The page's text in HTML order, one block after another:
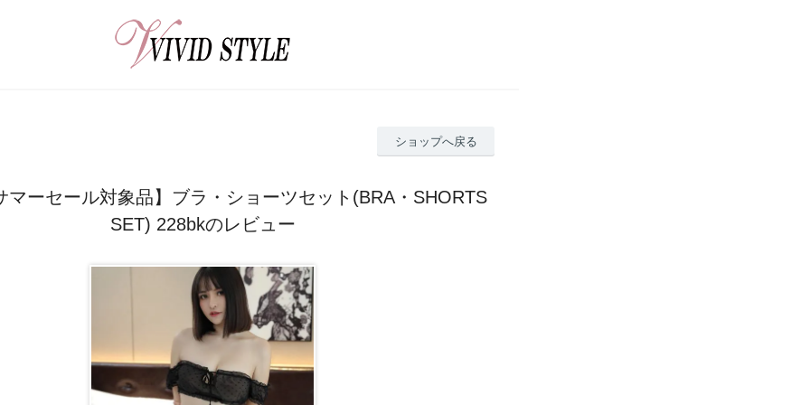
ショップへ戻る
マーセール対象品】ブラ・ショーツセット(BRA・SHORTS
SET) 228bkのレビュー